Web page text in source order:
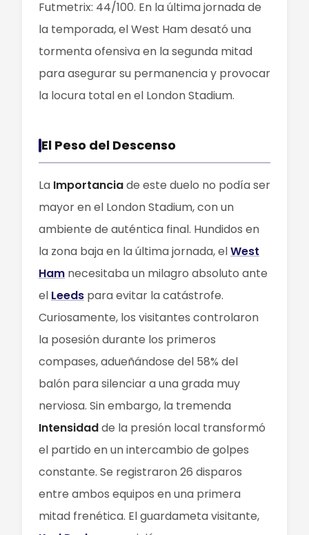
Futmetrix: 44/100. En la última jornada de
la temporada, el West Ham desató una
tormenta ofensiva en la segunda mitad
para asegurar su permanencia y provocar
la locura total en el London Stadium.
El Peso del Descenso
La Importanciade este duelo no podía ser
mayor en el London Stadium, con un
ambiente de auténtica final. Hundidos en
la zona baja en la última jornada, elWest
Ham necesitaba un milagro absoluto ante
el Leeds para evitar la catástrofe.
Curiosamente, los visitantes controlaron
la posesión durante los primeros
compases, adueñándose del 58% del
balón para silenciar a una grada muy
nerviosa. Sin embargo, la tremenda
Intensidadde la presión local transformó
el partido en un intercambio de golpes
constante. Se registraron 26 disparos
entre ambos equipos en una primera
mitad frenética. El guardameta visitante,